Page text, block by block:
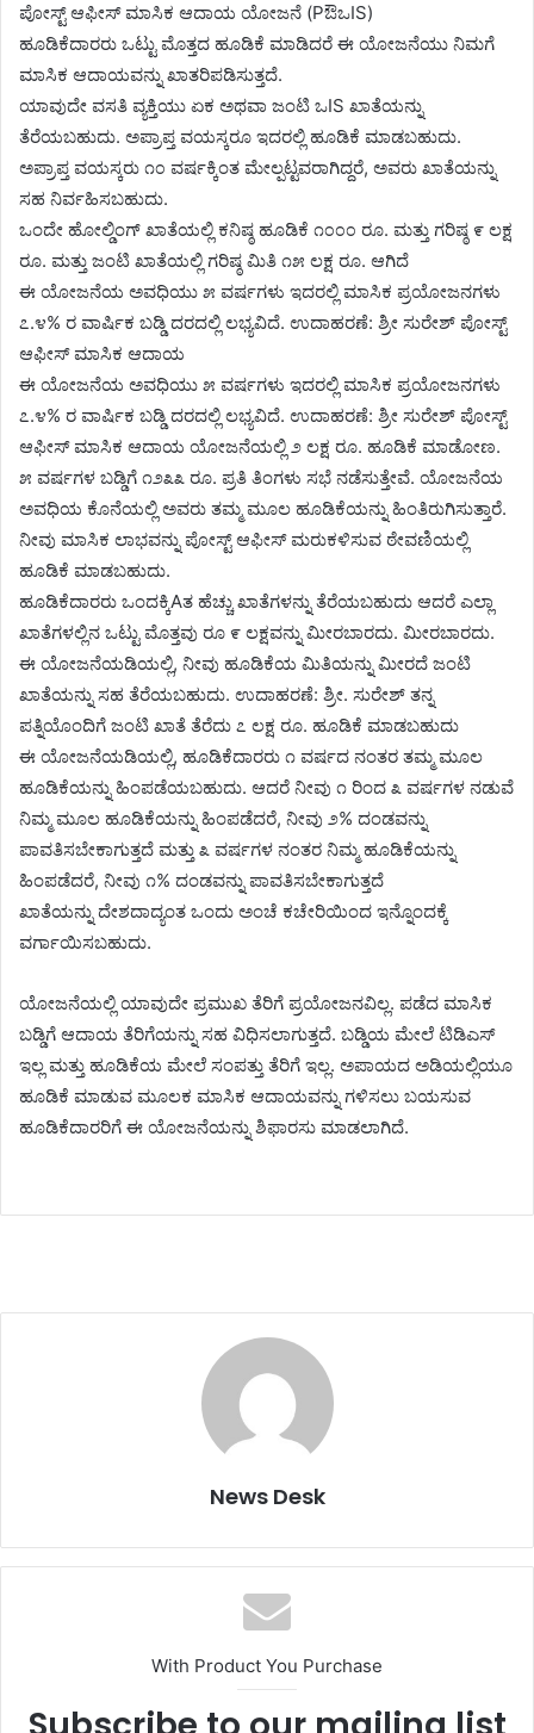
ಪೋಸ್ಟ್ ಆಫೀಸ್ ಮಾಸಿಕ ಆದಾಯ ಯೋಜನೆ (PಔಒIS)
ಹೂಡಿಕೆದಾರರು ಒಟ್ಟು ಮೊತ್ತದ ಹೂಡಿಕೆ ಮಾಡಿದರೆ ಈ ಯೋಜನೆಯು ನಿಮಗೆ
ಮಾಸಿಕ ಆದಾಯವನ್ನು ಖಾತರಿಪಡಿಸುತ್ತದೆ.
ಯಾವುದೇ ವಸತಿ ವ್ಯಕ್ತಿಯು ಏಕ ಅಥವಾ ಜಂಟಿ ಒIS ಖಾತೆಯನ್ನು
ತೆರೆಯಬಹುದು. ಅಪ್ರಾಪ್ತ ವಯಸ್ಕರೂ ಇದರಲ್ಲಿ ಹೂಡಿಕೆ ಮಾಡಬಹುದು.
ಅಪ್ರಾಪ್ತ ವಯಸ್ಕರು ೧೦ ವರ್ಷಕ್ಕಿಂತ ಮೇಲ್ಪಟ್ಟವರಾಗಿದ್ದರೆ, ಅವರು ಖಾತೆಯನ್ನು
ಸಹ ನಿರ್ವಹಿಸಬಹುದು.
ಒಂದೇ ಹೋಲ್ಡಿಂಗ್ ಖಾತೆಯಲ್ಲಿ ಕನಿಷ್ಠ ಹೂಡಿಕೆ ೧೦೦೦ ರೂ. ಮತ್ತು ಗರಿಷ್ಠ ೯ ಲಕ್ಷ
ರೂ. ಮತ್ತು ಜಂಟಿ ಖಾತೆಯಲ್ಲಿ ಗರಿಷ್ಠ ಮಿತಿ ೧೫ ಲಕ್ಷ ರೂ. ಆಗಿದೆ
ಈ ಯೋಜನೆಯ ಅವಧಿಯು ೫ ವರ್ಷಗಳು ಇದರಲ್ಲಿ ಮಾಸಿಕ ಪ್ರಯೋಜನಗಳು
೭.೪% ರ ವಾರ್ಷಿಕ ಬಡ್ಡಿ ದರದಲ್ಲಿ ಲಭ್ಯವಿದೆ. ಉದಾಹರಣೆ: ಶ್ರೀ ಸುರೇಶ್ ಪೋಸ್ಟ್
ಆಫೀಸ್ ಮಾಸಿಕ ಆದಾಯ
ಈ ಯೋಜನೆಯ ಅವಧಿಯು ೫ ವರ್ಷಗಳು ಇದರಲ್ಲಿ ಮಾಸಿಕ ಪ್ರಯೋಜನಗಳು
೭.೪% ರ ವಾರ್ಷಿಕ ಬಡ್ಡಿ ದರದಲ್ಲಿ ಲಭ್ಯವಿದೆ. ಉದಾಹರಣೆ: ಶ್ರೀ ಸುರೇಶ್ ಪೋಸ್ಟ್
ಆಫೀಸ್ ಮಾಸಿಕ ಆದಾಯ ಯೋಜನೆಯಲ್ಲಿ ೨ ಲಕ್ಷ ರೂ. ಹೂಡಿಕೆ ಮಾಡೋಣ.
೫ ವರ್ಷಗಳ ಬಡ್ಡಿಗೆ ೧೨೩೩ ರೂ. ಪ್ರತಿ ತಿಂಗಳು ಸಭೆ ನಡೆಸುತ್ತೇವೆ. ಯೋಜನೆಯ
ಅವಧಿಯ ಕೊನೆಯಲ್ಲಿ ಅವರು ತಮ್ಮ ಮೂಲ ಹೂಡಿಕೆಯನ್ನು ಹಿಂತಿರುಗಿಸುತ್ತಾರೆ.
ನೀವು ಮಾಸಿಕ ಲಾಭವನ್ನು ಪೋಸ್ಟ್ ಆಫೀಸ್ ಮರುಕಳಿಸುವ ಠೇವಣಿಯಲ್ಲಿ
ಹೂಡಿಕೆ ಮಾಡಬಹುದು.
ಹೂಡಿಕೆದಾರರು ಒಂದಕ್ಕಿAತ ಹೆಚ್ಚು ಖಾತೆಗಳನ್ನು ತೆರೆಯಬಹುದು ಆದರೆ ಎಲ್ಲಾ
ಖಾತೆಗಳಲ್ಲಿನ ಒಟ್ಟು ಮೊತ್ತವು ರೂ ೯ ಲಕ್ಷವನ್ನು ಮೀರಬಾರದು. ಮೀರಬಾರದು.
ಈ ಯೋಜನೆಯಡಿಯಲ್ಲಿ, ನೀವು ಹೂಡಿಕೆಯ ಮಿತಿಯನ್ನು ಮೀರದೆ ಜಂಟಿ
ಖಾತೆಯನ್ನು ಸಹ ತೆರೆಯಬಹುದು. ಉದಾಹರಣೆ: ಶ್ರೀ. ಸುರೇಶ್ ತನ್ನ
ಪತ್ನಿಯೊಂದಿಗೆ ಜಂಟಿ ಖಾತೆ ತೆರೆದು ೭ ಲಕ್ಷ ರೂ. ಹೂಡಿಕೆ ಮಾಡಬಹುದು
ಈ ಯೋಜನೆಯಡಿಯಲ್ಲಿ, ಹೂಡಿಕೆದಾರರು ೧ ವರ್ಷದ ನಂತರ ತಮ್ಮ ಮೂಲ
ಹೂಡಿಕೆಯನ್ನು ಹಿಂಪಡೆಯಬಹುದು. ಆದರೆ ನೀವು ೧ ರಿಂದ ೩ ವರ್ಷಗಳ ನಡುವೆ
ನಿಮ್ಮ ಮೂಲ ಹೂಡಿಕೆಯನ್ನು ಹಿಂಪಡೆದರೆ, ನೀವು ೨% ದಂಡವನ್ನು
ಪಾವತಿಸಬೇಕಾಗುತ್ತದೆ ಮತ್ತು ೩ ವರ್ಷಗಳ ನಂತರ ನಿಮ್ಮ ಹೂಡಿಕೆಯನ್ನು
ಹಿಂಪಡೆದರೆ, ನೀವು ೧% ದಂಡವನ್ನು ಪಾವತಿಸಬೇಕಾಗುತ್ತದೆ
ಖಾತೆಯನ್ನು ದೇಶದಾದ್ಯಂತ ಒಂದು ಅಂಚೆ ಕಚೇರಿಯಿಂದ ಇನ್ನೊಂದಕ್ಕೆ
ವರ್ಗಾಯಿಸಬಹುದು.
ಯೋಜನೆಯಲ್ಲಿ ಯಾವುದೇ ಪ್ರಮುಖ ತೆರಿಗೆ ಪ್ರಯೋಜನವಿಲ್ಲ. ಪಡೆದ ಮಾಸಿಕ
ಬಡ್ಡಿಗೆ ಆದಾಯ ತೆರಿಗೆಯನ್ನು ಸಹ ವಿಧಿಸಲಾಗುತ್ತದೆ. ಬಡ್ಡಿಯ ಮೇಲೆ ಟಿಡಿಎಸ್
ಇಲ್ಲ ಮತ್ತು ಹೂಡಿಕೆಯ ಮೇಲೆ ಸಂಪತ್ತು ತೆರಿಗೆ ಇಲ್ಲ. ಅಪಾಯದ ಅಡಿಯಲ್ಲಿಯೂ
ಹೂಡಿಕೆ ಮಾಡುವ ಮೂಲಕ ಮಾಸಿಕ ಆದಾಯವನ್ನು ಗಳಿಸಲು ಬಯಸುವ
ಹೂಡಿಕೆದಾರರಿಗೆ ಈ ಯೋಜನೆಯನ್ನು ಶಿಫಾರಸು ಮಾಡಲಾಗಿದೆ.
News Desk
With Product You Purchase